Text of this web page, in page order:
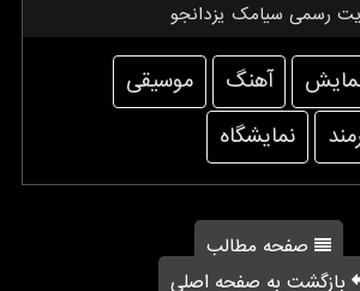
رسمی سیامك یزدانجو
آهنگ
موسیقی
نمایشگاه
صفحه مطالب
بازگشت به صفحه اصلی